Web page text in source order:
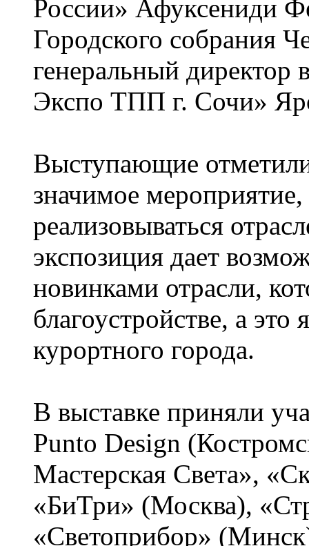
России» Афуксениди
Городского собрания
генеральный
Экспо ТПП г. Сочи»
Выступающие
значимое
реализовываться
экспозиция дает
новинками отрасли,
благоустройстве, а это
курортного города.
В выставке приняли
Punto Design
Мастерская Света»,
«БиТри» (Москва),
«Светоприбор»